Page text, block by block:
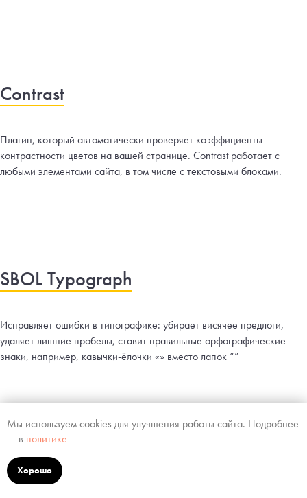
Contrast
Плагин, который автоматически проверяет коэффициенты
контрастности цветов на вашей странице. Contrast работает с
любыми элементами сайта, в том числе с текстовыми блоками.
SBOL Typograph
Исправляет ошибки в типографике: убирает висячее предлоги,
удаляет лишние пробелы, ставит правильные орфографические
знаки, например, кавычки-ёлочки «» вместо лапок “”
Character Counter
Мы используем cookies для улучшения работы сайта. Подробнее
— в политике
Хорошо